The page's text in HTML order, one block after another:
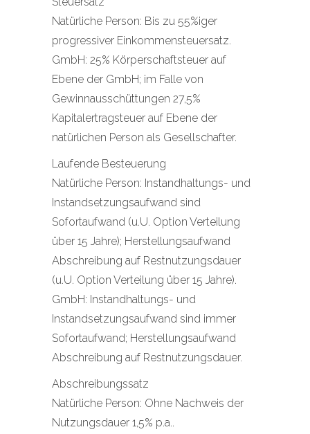
Natürliche Person: Bis zu 55%iger
progressiver Einkommensteuersatz.
GmbH: 25% Körperschaftsteuer auf
Ebene der GmbH; im Falle von
Gewinnausschüttungen 27,5%
Kapitalertragsteuer auf Ebene der
natürlichen Person als Gesellschafter.
Laufende Besteuerung
Natürliche Person: Instandhaltungs- und
Instandsetzungsaufwand sind
Sofortaufwand (u.U. Option Verteilung
über 15 Jahre); Herstellungsaufwand
Abschreibung auf Restnutzungsdauer
(u.U. Option Verteilung über 15 Jahre).
GmbH: Instandhaltungs- und
Instandsetzungsaufwand sind immer
Sofortaufwand; Herstellungsaufwand
Abschreibung auf Restnutzungsdauer.
Abschreibungssatz
Natürliche Person: Ohne Nachweis der
Nutzungsdauer 1,5% p.a..